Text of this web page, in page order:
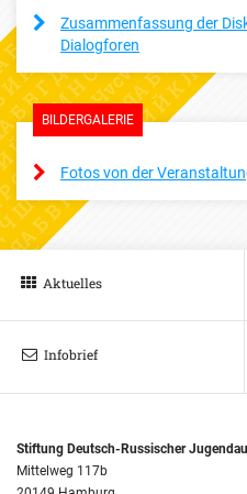
Zusammenfassung der
Dialogforen
BILDERGALERIE
Fotos von der
Aktuelles
Infobrief
Stiftung Deutsch-Russischer
Mittelweg 117b